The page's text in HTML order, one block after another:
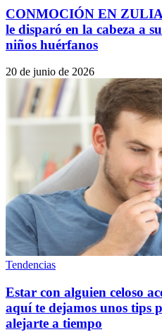
CONMOCIÓN EN
le disparó en la cabeza a
niños huérfanos
20 de junio de 2026
Tendencias
Estar con alguien celoso
aquí te dejamos unos tips
alejarte a tiempo